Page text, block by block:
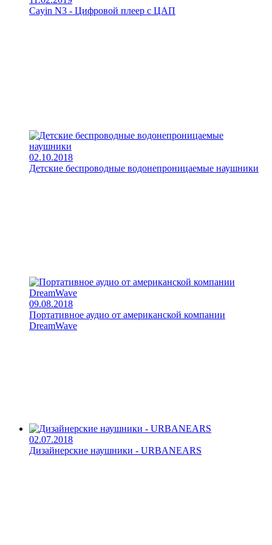
Cayin N3 - Цифровой плеер с ЦАП
02.10.2018
Детские беспроводные водонепроницаемые наушники
09.08.2018
Портативное аудио от американской компании
DreamWave
02.07.2018
Дизайнерские наушники - URBANEARS